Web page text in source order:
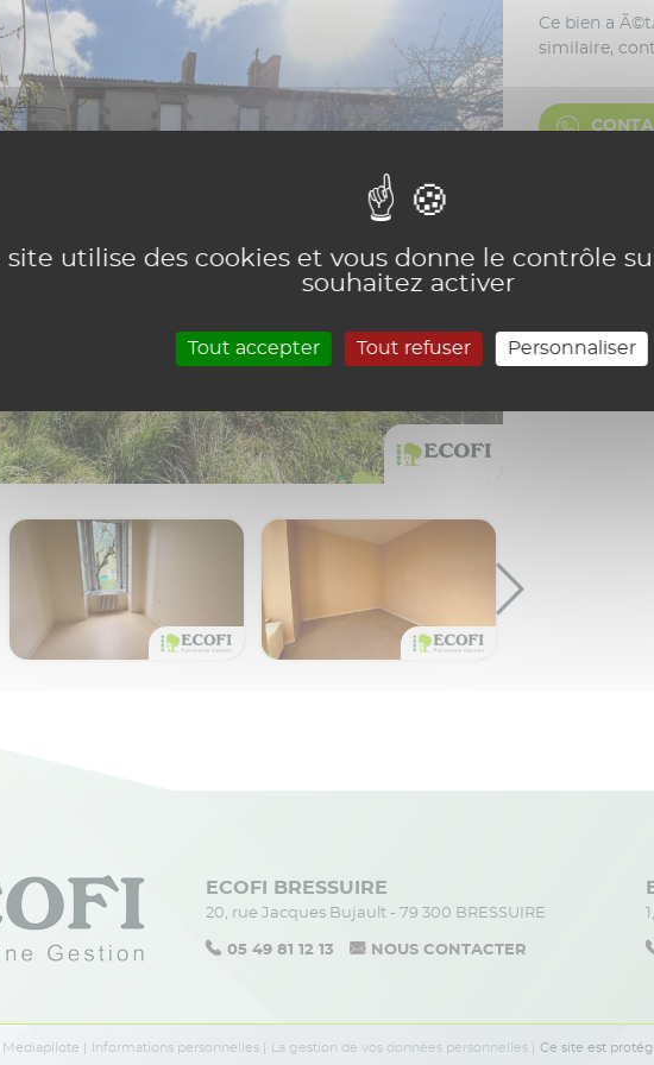
ECOFI BRESSUIRE
20, rue Jacques Bujault - 79 300 BRESSUIRE
05 49 81 12 13 NOUS CONTACTER
Mediapilote Informations personnelles La gestion de vos données personnelles Ce site est
site utilise des cookies et vous donne le contrôle
souhaitez activer
Tout accepter Tout refuser Personnaliser